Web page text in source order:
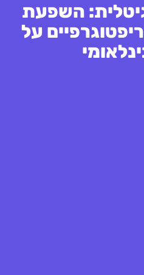
השפעת
על